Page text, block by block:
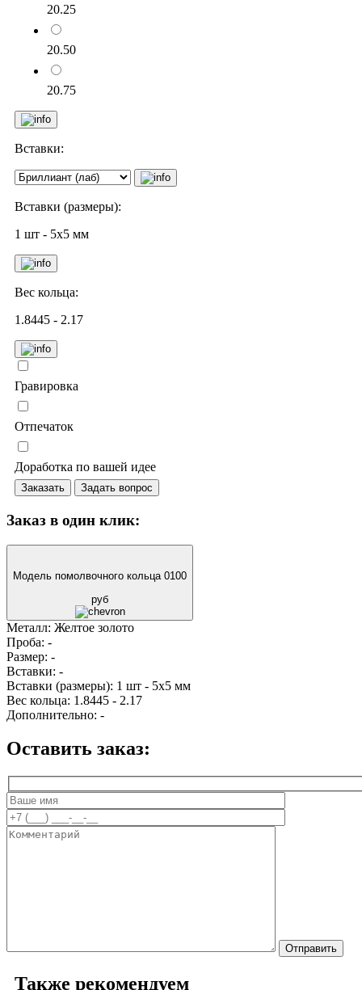
20.25
20.50
20.75
Вставки:
Вставки (размеры):
1 шт - 5х5 мм
Вес кольца:
1.8445 - 2.17
Гравировка
Отпечаток
Доработка по вашей идее
Заказать Задать вопрос
Заказ в один клик:
Модель помолвочного кольца 0100
руб
Металл: Желтое золото
Проба: -
Размер: -
Вставки: -
Вставки (размеры): 1 шт - 5х5 мм
Вес кольца: 1.8445 - 2.17
Дополнительно: -
Оставить заказ:
Также рекомендуем